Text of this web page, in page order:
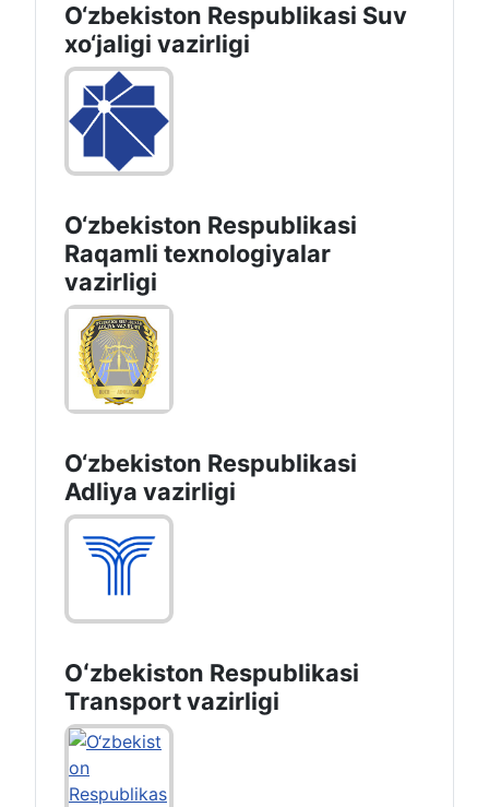
O‘zbekiston Respublikasi Suv
хo‘jaligi vazirligi
O‘zbekiston Respublikasi
Raqamli texnologiyalar
vazirligi
O‘zbekiston Respublikasi
Adliya vazirligi
Oʻzbekiston Respublikasi
Transport vazirligi